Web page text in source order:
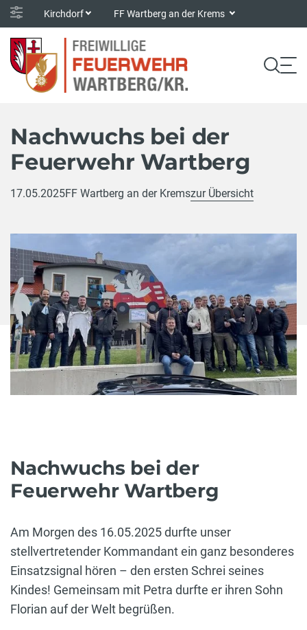
Kirchdorf FF Wartberg an der Krems
Nachwuchs bei der
Feuerwehr Wartberg
17.05.2025FF Wartberg an der Kremszur Übersicht
Nachwuchs bei der
Feuerwehr Wartberg
Am Morgen des 16.05.2025 durfte unser
stellvertretender Kommandant ein ganz besonderes
Einsatzsignal hören – den ersten Schrei seines
Kindes! Gemeinsam mit Petra durfte er ihren Sohn
Florian auf der Welt begrüßen.